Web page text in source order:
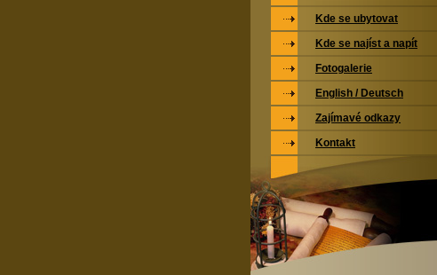
Kde se ubytovat
Kde se najíst a napít
Fotogalerie
English / Deutsch
Zajímavé odkazy
Kontakt